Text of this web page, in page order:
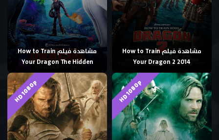
مشاهدة فيلم How to Train
Your Dragon 2 2014
مشاهدة فيلم How to Train
Your Dragon The Hidden
HD 1080p
HD 1080p